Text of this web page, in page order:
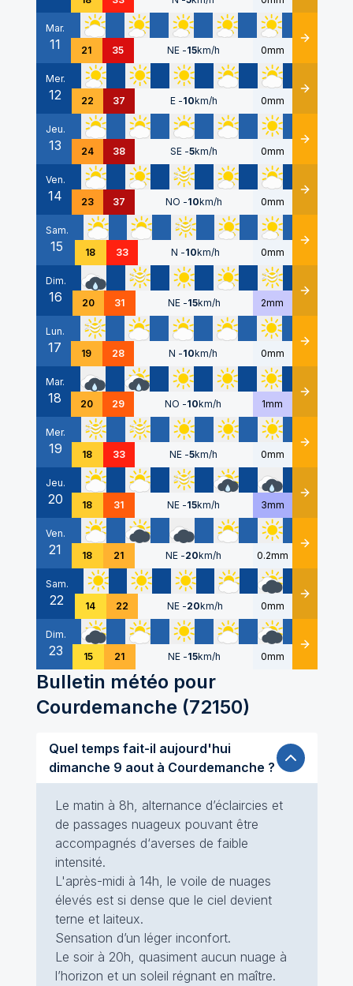
Mar.
11 21 35 NE -15km/h 0mm Détails
Mer.
12 22 37 E -10km/h 0mm Détails
Jeu.
13 24 38 SE -5km/h 0mm Détails
Ven.
14 23 37 NO -10km/h 0mm Détails
Sam.
15 18 33 N -10km/h 0mm Détails
Dim.
16 20 31 NE -15km/h 2mm Détails
Lun.
17 19 28 N -10km/h 0mm Détails
Mar.
18 20 29 NO -10km/h 1mm Détails
Mer.
19 18 33 NE -5km/h 0mm Détails
Jeu.
20 18 31 NE -15km/h 3mm Détails
Ven.
21 18 21 NE -20km/h 0.2mm Détails
Sam.
22 14 22 NE -20km/h 0mm Détails
Dim.
23 15 21 NE -15km/h 0mm Détails
Bulletin météo pour
Courdemanche (72150)
Quel temps fait-il aujourd'hui
dimanche 9 aout à Courdemanche ?
Le matin à 8h, alternance d’éclaircies et
de passages nuageux pouvant être
accompagnés d‘averses de faible
intensité.
L'après-midi à 14h, le voile de nuages
élevés est si dense que le ciel devient
terne et laiteux.
Sensation d’un léger inconfort.
Le soir à 20h, quasiment aucun nuage à
l’horizon et un soleil régnant en maître.